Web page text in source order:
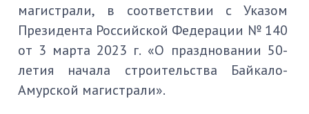
магистрали, в соответствии с Указом
Президента Российской Федерации № 140
от 3 марта 2023 г. «О праздновании 50-
летия начала строительства Байкало-
Амурской магистрали».